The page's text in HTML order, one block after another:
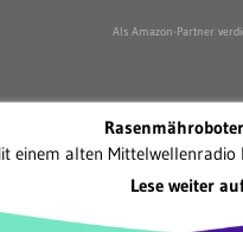
Als Amazon-Partner
einem alten
Lese weiter